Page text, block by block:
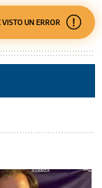
VISTO UN ERROR